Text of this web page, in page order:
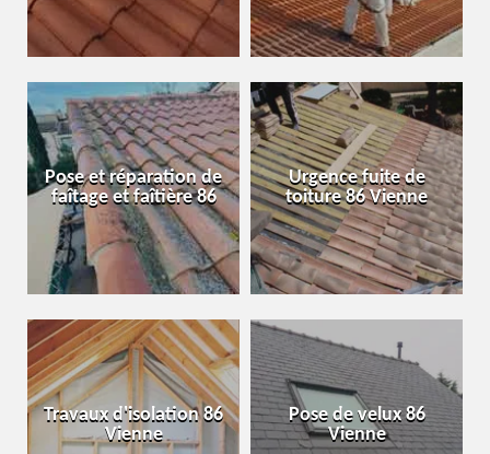
Pose et réparation de
faîtage et faîtière 86
Urgence fuite de
toiture 86 Vienne
Travaux d'isolation 86
Vienne
Pose de velux 86
Vienne